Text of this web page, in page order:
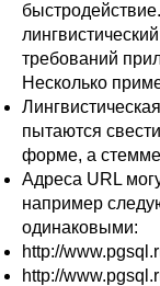
требований
Несколько
пытаются
форме, а
Адреса URL
например
одинаковыми:
http://
http://